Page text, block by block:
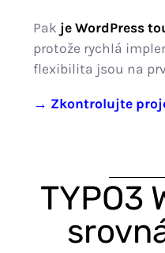
Pak je WordPress
protože rychlá
flexibilita jsou na
→ Zkontrolujte
TYPO3